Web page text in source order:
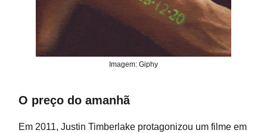
Imagem: Giphy
O preço do amanhã
Em 2011, Justin Timberlake protagonizou um filme em